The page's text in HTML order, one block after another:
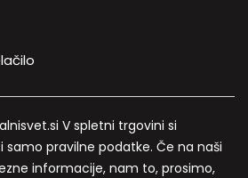
V spletni trgovini si
pravilne podatke. Če na naši
informacije, nam to, prosimo,